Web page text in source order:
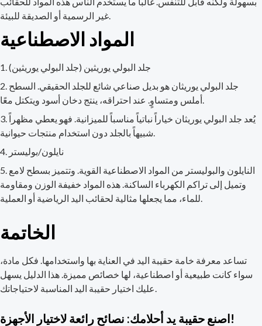
غير الرسمية أو الصديقة للبيئة.
المواد الاصطناعية
جلد البولي يوريثين (جلد البولي يوريثين)
جلد البولي يوريثان هو بديل صناعي شائع للجلد الحقيقي. السطح
أملس ومتساوٍ. عند احتراقه، ينتج دخان أسود ويتكتل معًا.
يُعد جلد البولي يوريثان خياراً نباتياً مناسباً للميزانية. فهو يعطي مظهراً
شبيهاً بالجلد دون استخدام منتجات حيوانية.
نايلون/بوليستر
النايلون والبوليستر من المواد الاصطناعية القوية. وتتميز بسطح لامع
وتميل إلى تراكم الكهرباء الساكنة. هذه المواد خفيفة الوزن ومقاومة
للماء، مما يجعلها مثالية لحقائب اليد الرياضية أو العملية.
الخاتمة
تساعد معرفة خامة حقيبة اليد في العناية بها واستخدامها. فكل مادة،
سواء كانت طبيعية أو اصطناعية، لها خصائص مميزة. هذا الدليل يسهل
عليك اختيار حقيبة اليد المناسبة لاحتياجاتك.
اصنع حقيبة يد أحلامك: نصائح رائعة لاختيار الأجهزة!